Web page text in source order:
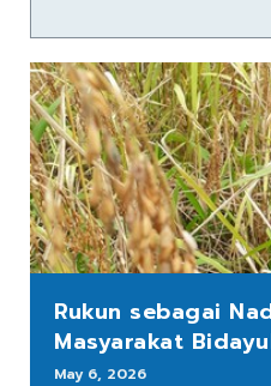
Rukun sebagai
Masyarakat
May 6, 2026